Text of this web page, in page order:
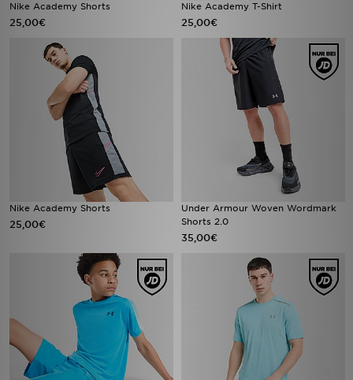
Nike Academy Shorts
25,00€
Nike Academy T-Shirt
25,00€
Nike Academy Shorts
25,00€
Under Armour Woven Wordmark
Shorts 2.0
35,00€